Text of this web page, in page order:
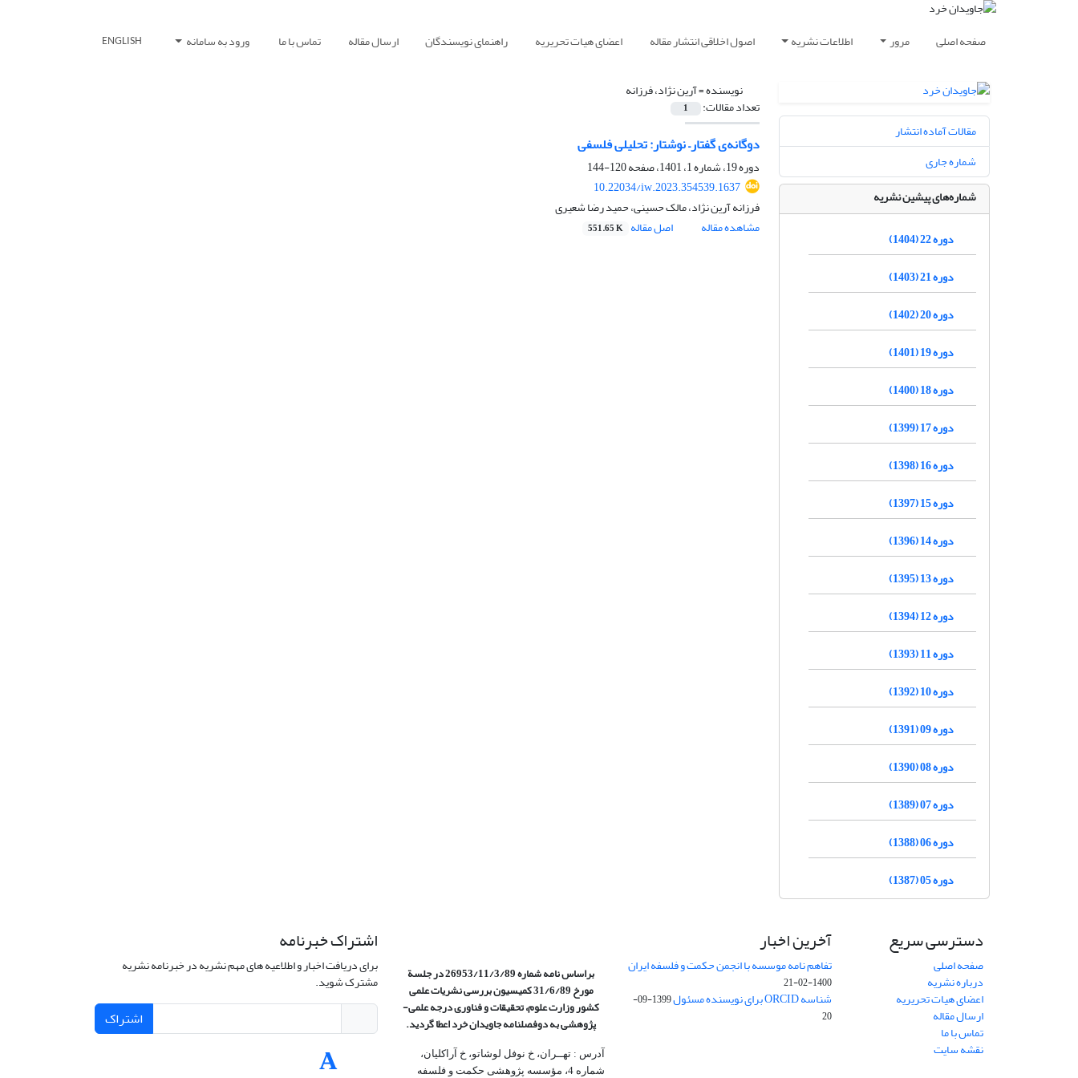
صفحه اصلی مرور اطلاعات نشریه اصول اخلاقی انتشار مقاله اعضای هیات تحریریه راهنمای نویسندگان ارسال مقاله تماس با ما ورود به سامانه ENGLISH
نویسنده =آرین نژاد، فرزانه
تعداد مقالات: 1
دوگانه‌ی گفتار– نوشتار: تحلیلی فلسفی
دوره 19، شماره 1، 1401، صفحه
120-144
10.22034/iw.2023.354539.1637
فرزانه آرین نژاد، مالک حسینی، حمید رضا شعیری
مشاهده مقاله
اصل مقاله 551.65 K
مقالات آماده انتشار
شماره جاری
شماره‌های پیشین نشریه
دوره 22 (1404)
دوره 21 (1403)
دوره 20 (1402)
دوره 19 (1401)
دوره 18 (1400)
دوره 17 (1399)
دوره 16 (1398)
دوره 15 (1397)
دوره 14 (1396)
دوره 13 (1395)
دوره 12 (1394)
دوره 11 (1393)
دوره 10 (1392)
دوره 09 (1391)
دوره 08 (1390)
دوره 07 (1389)
دوره 06 (1388)
دوره 05 (1387)
دسترسی سریع
صفحه اصلی
درباره نشریه
اعضای هیات تحریریه
ارسال مقاله
تماس با ما
نقشه سایت
آخرین اخبار
تفاهم نامه موسسه با انجمن حکمت و فلسفه ایران
1400-02-21
شناسه ORCID برای نویسنده مسئول
1399-09-
20
براساس نامه شماره 26953/11/3/89 در جلسة
مورخ 31/6/89 کمیسیون
بررسی نشریات علمی
کشور وزارت علوم، تحقیقات و فناوری درجه علمی‌-
پژوهشیبه دوفصلنامه جاویدان خرد اعطا گردید.
آدرس : تهــران، خ نوفل لوشاتو، خ آراکلیان،
شماره 4،‌ مؤسسه پژوهشی حکمت و فلسفه
اشتراک خبرنامه
برای دریافت اخبار و اطلاعیه های مهم نشریه در خبرنامه نشریه
مشترک شوید.
اشتراک